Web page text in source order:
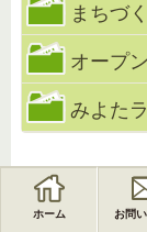
まちづ
オープ
みよた
ホーム お問